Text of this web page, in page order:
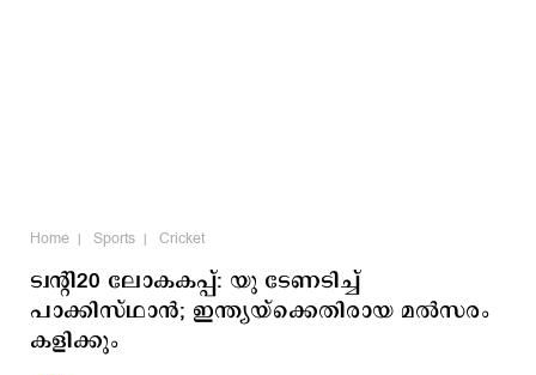
Home Sports Cricket
ട്വന്റി20 ലോകകപ്പ്: യു ടേണടിച്ച്
പാക്കിസ്ഥാന്‍; ഇന്ത്യയ്ക്കെതിരായ മല്‍സരം
കളിക്കും ‌